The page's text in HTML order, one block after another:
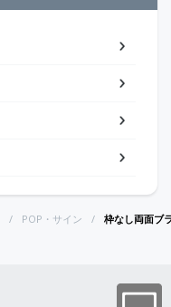
POP・サイン 枠なし両面ブ